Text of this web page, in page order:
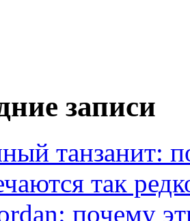
записи
танзанит:
так
почему